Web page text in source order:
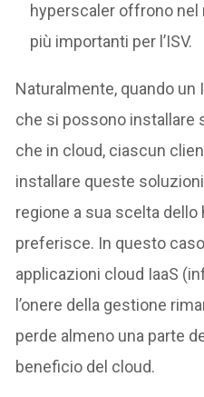
hyperscaler offrono nel
più importanti per l’ISV.
Naturalmente, quando
che si possono installare
che in cloud, ciascun
installare queste
regione a sua scelta
preferisce. In questo
applicazioni cloud IaaS
l’onere della gestione
perde almeno una parte
beneficio del cloud.